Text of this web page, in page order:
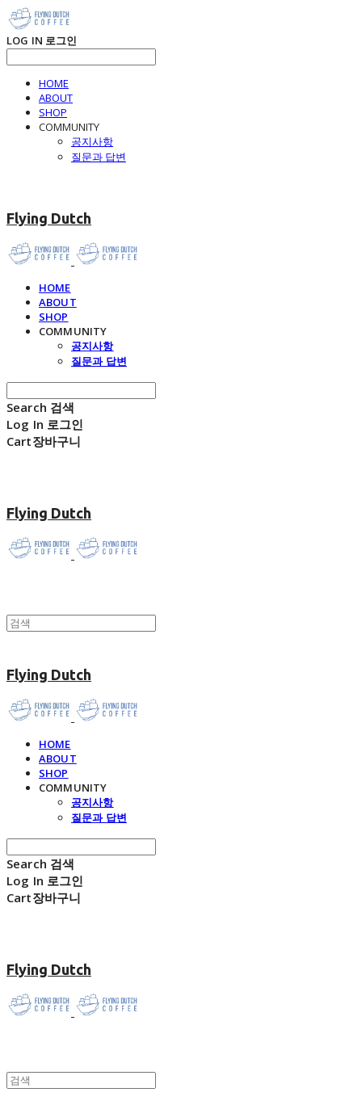
LOG IN 로그인
HOME
ABOUT
SHOP
COMMUNITY
공지사항
질문과 답변
Flying Dutch
HOME
ABOUT
SHOP
COMMUNITY
공지사항
질문과 답변
Search 검색
Log In 로그인
Cart장바구니
Flying Dutch
Flying Dutch
HOME
ABOUT
SHOP
COMMUNITY
공지사항
질문과 답변
Search 검색
Log In 로그인
Cart장바구니
Flying Dutch